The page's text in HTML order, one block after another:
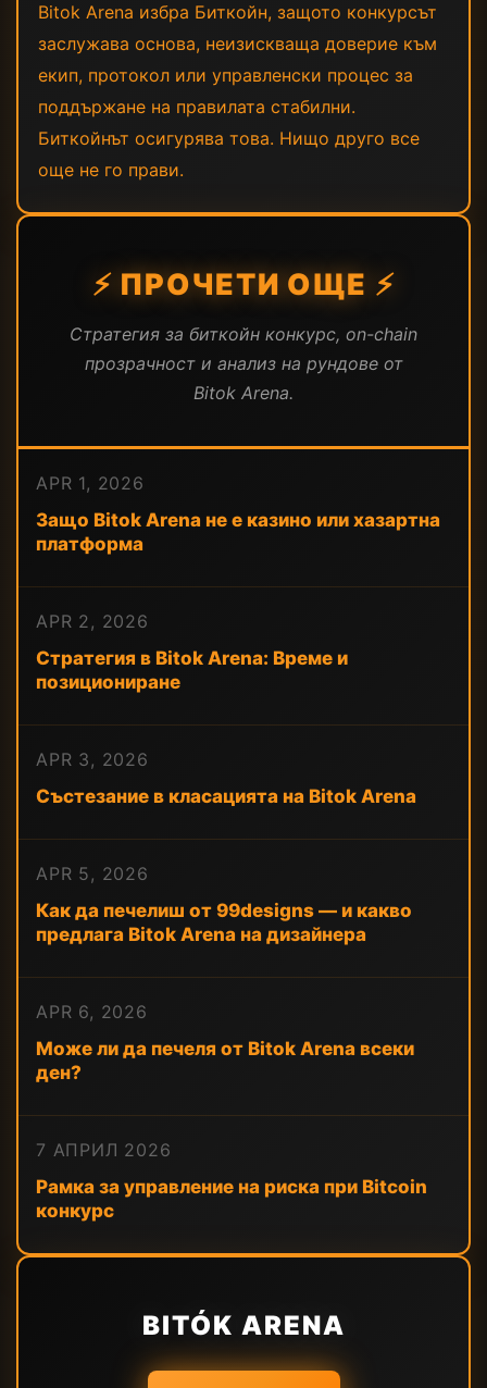
Bitok Arena избра Биткойн, защото конкурсът
заслужава основа, неизискваща доверие към
екип, протокол или управленски процес за
поддържане на правилата стабилни.
Биткойнът осигурява това. Нищо друго все
още не го прави.
⚡ ПРОЧЕТИ ОЩЕ ⚡
Стратегия за биткойн конкурс, on-chain
прозрачност и анализ на рундове от
Bitok Arena.
APR 1, 2026
Защо Bitok Arena не е казино или хазартна
платформа
APR 2, 2026
Стратегия в Bitok Arena: Време и
позициониране
APR 3, 2026
Състезание в класацията на Bitok Arena
APR 5, 2026
Как да печелиш от 99designs — и какво
предлага Bitok Arena на дизайнера
APR 6, 2026
Може ли да печеля от Bitok Arena всеки
ден?
7 АПРИЛ 2026
Рамка за управление на риска при Bitcoin
конкурс
BITÓK ARENA